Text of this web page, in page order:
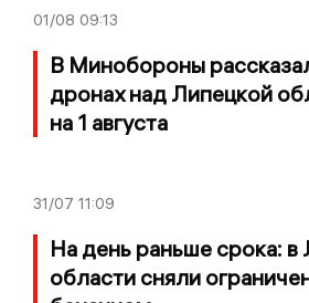
01/08 09:13
В Минобороны
дронах над Липецкой
на 1 августа
31/07 11:09
На день раньше срока: в
области сняли